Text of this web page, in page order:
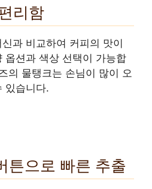
리함
과 비교하여 커피의 맛이
옵션과 색상 선택이 가능합
의 물탱크는 손님이 많이 오
있습니다.
튼으로 빠른 추출